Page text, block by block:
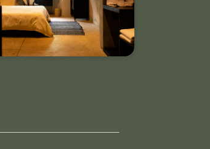
VER DETALLES